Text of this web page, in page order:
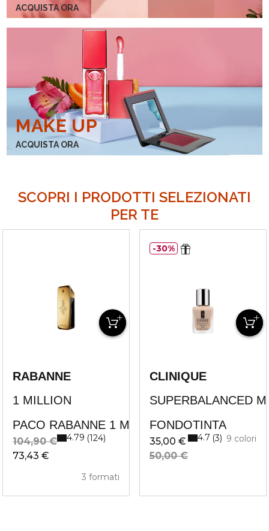
ACQUISTA ORA
MAKE UP
ACQUISTA ORA
SCOPRI I PRODOTTI SELEZIONATI
PER TE
+
RABANNE
1 MILLION
PACO RABANNE 1 MILLION EAU DE
73,43 €
104,90 €
3 formati
4.79 124
CLINIQUE
SUPERBALANCED
FONDOTINTA
35,00 €
50,00 €
9 colori
4.7 3
30%